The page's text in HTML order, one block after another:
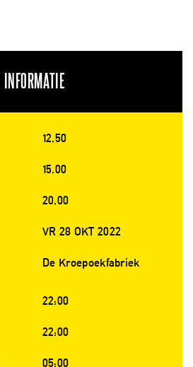
INFORMATIE
12,50
15,00
20,00
VR 28 OKT 2022
De Kroepoekfabriek
22:00
22:00
05:00